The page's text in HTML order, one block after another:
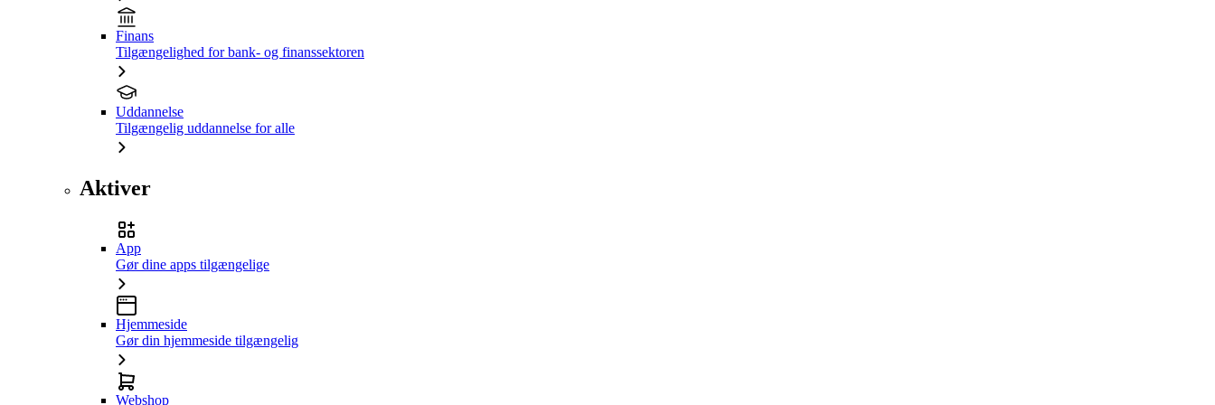
Finans
Tilgængelighed for bank- og finanssektoren
Uddannelse
Tilgængelig uddannelse for alle
Aktiver
App
Gør dine apps tilgængelige
Hjemmeside
Gør din hjemmeside tilgængelig
Webshop